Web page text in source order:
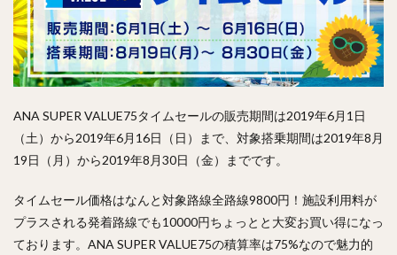
ANA SUPER VALUE75タイムセールの販売期間は2019年6月1日
（土）から2019年6月16日（日）まで、対象搭乗期間は2019年8月
19日（月）から2019年8月30日（金）までです。
タイムセール価格はなんと対象路線全路線9800円！施設利用料が
プラスされる発着路線でも10000円ちょっとと大変お買い得になっ
ております。ANA SUPER VALUE75の積算率は75%なので魅力的